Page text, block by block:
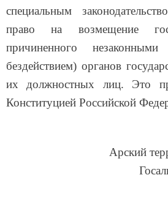
специальным
право на возмещение
причиненного
бездействием) органов
их должностных лиц. Это
Конституцией Российской
Арский